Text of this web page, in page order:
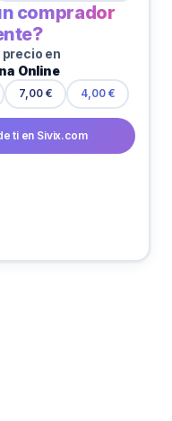
comprador
en
Online
7,00 € 4,00 €
ti en Sivix.com